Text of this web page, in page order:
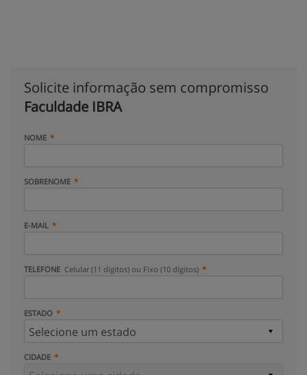
Solicite informação sem compromisso
Faculdade IBRA
NOME
SOBRENOME
E-MAIL
TELEFONE Celular (11 dígitos) ou Fixo (10 dígitos)
ESTADO
CIDADE